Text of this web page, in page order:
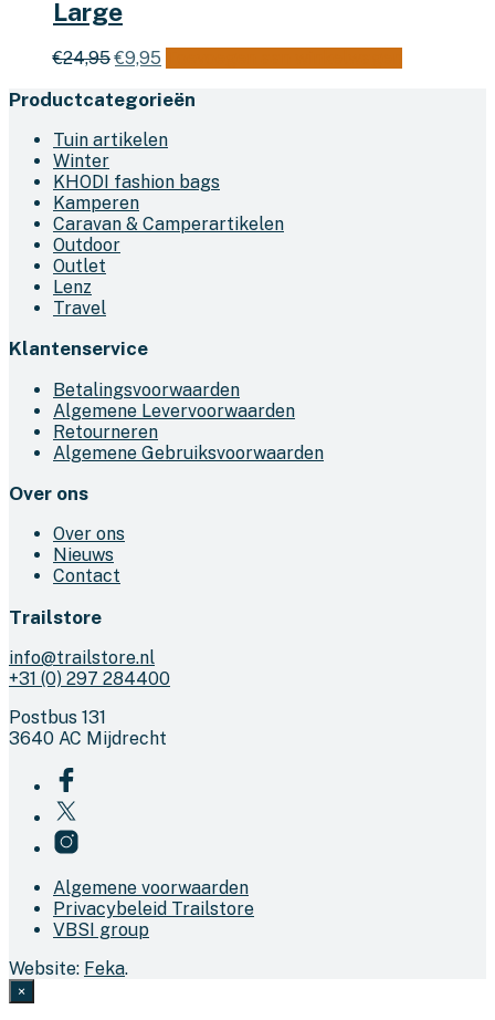
Large
€24,95Oorspronkelijke
was:
€9,95
is:
Productcategorieën
Tuin artikelen
Winter
KHODI fashion bags
Kamperen
Caravan & Camperartikelen
Outdoor
Outlet
Lenz
Travel
Klantenservice
Betalingsvoorwaarden
Algemene Levervoorwaarden
Retourneren
Algemene Gebruiksvoorwaarden
Over ons
Over ons
Nieuws
Contact
Trailstore
info@trailstore.nl
+31 (0) 297 284400
Postbus 131
3640 AC Mijdrecht
Algemene voorwaarden
Privacybeleid Trailstore
VBSI group
Website: Feka.
×